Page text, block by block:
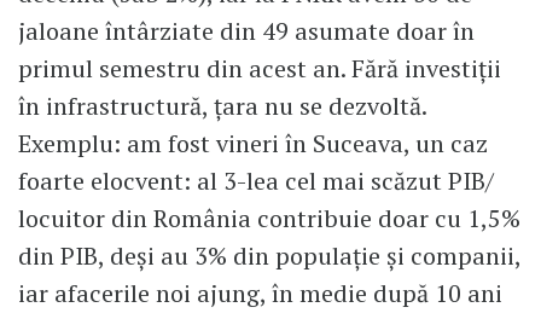
jaloane întârziate din 49 asumate doar în
primul semestru din acest an. Fără investiții
în infrastructură, țara nu se dezvoltă.
Exemplu: am fost vineri în Suceava, un caz
foarte elocvent: al 3-lea cel mai scăzut PIB/
locuitor din România contribuie doar cu 1,5%
din PIB, deși au 3% din populație și companii,
iar afacerile noi ajung, în medie după 10 ani